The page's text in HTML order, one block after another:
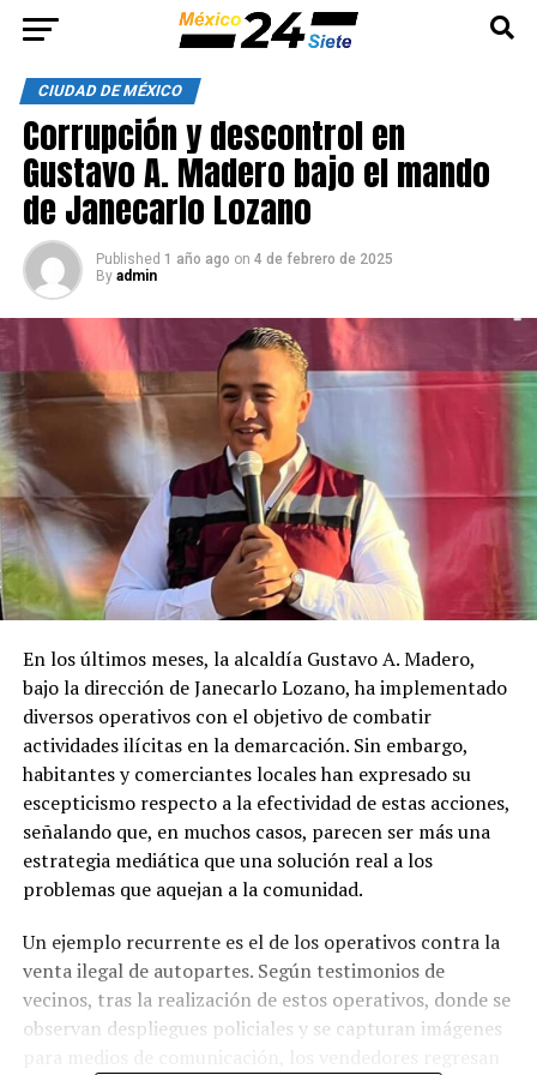
CIUDAD DE MÉXICO
Corrupción y descontrol en
Gustavo A. Madero bajo el mando
de Janecarlo Lozano
Published 1 año ago on 4 de febrero de 2025
By admin
En los últimos meses, la alcaldía Gustavo A. Madero,
bajo la dirección de Janecarlo Lozano, ha implementado
diversos operativos con el objetivo de combatir
actividades ilícitas en la demarcación. Sin embargo,
habitantes y comerciantes locales han expresado su
escepticismo respecto a la efectividad de estas acciones,
señalando que, en muchos casos, parecen ser más una
estrategia mediática que una solución real a los
problemas que aquejan a la comunidad.
Un ejemplo recurrente es el de los operativos contra la
venta ilegal de autopartes. Según testimonios de
vecinos, tras la realización de estos operativos, donde se
observan despliegues policiales y se capturan imágenes